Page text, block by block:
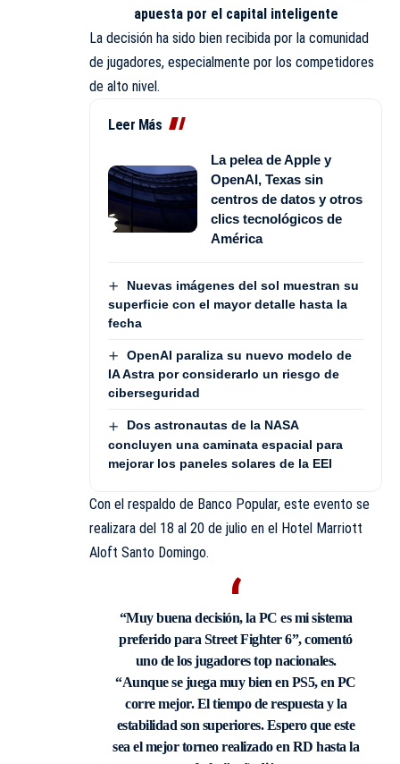
apuesta por el capital inteligente
La decisión ha sido bien recibida por la comunidad
de jugadores, especialmente por los competidores
de alto nivel.
Leer Más
La pelea de Apple y
OpenAI, Texas sin
centros de datos y otros
clics tecnológicos de
América
Nuevas imágenes del sol muestran su
superficie con el mayor detalle hasta la
fecha
OpenAI paraliza su nuevo modelo de
IA Astra por considerarlo un riesgo de
ciberseguridad
Dos astronautas de la NASA
concluyen una caminata espacial para
mejorar los paneles solares de la EEI
Con el respaldo de Banco Popular, este evento se
realizara del 18 al 20 de julio en el Hotel Marriott
Aloft Santo Domingo.
“Muy buena decisión, la PC es mi sistema
preferido para Street Fighter 6”, comentó
uno de los jugadores top nacionales.
“Aunque se juega muy bien en PS5, en PC
corre mejor. El tiempo de respuesta y la
estabilidad son superiores. Espero que este
sea el mejor torneo realizado en RD hasta la